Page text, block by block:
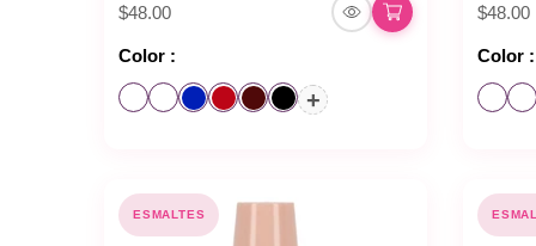
$48.00
Color :
+
$48.00
Color :
ESMALTES